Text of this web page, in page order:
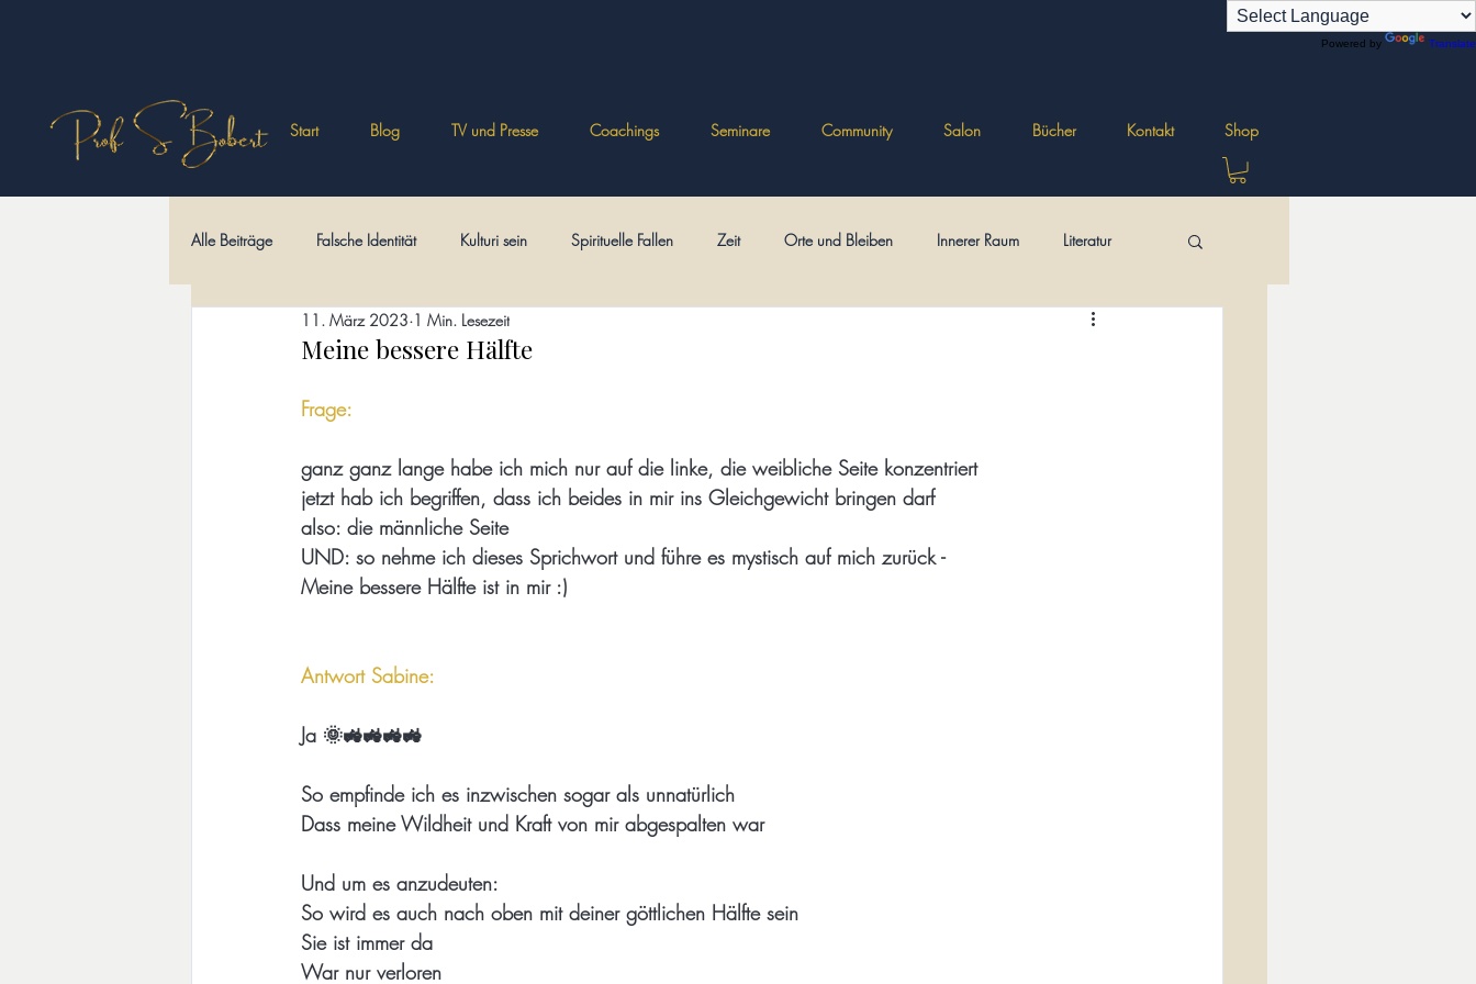
Powered by Translate
Start Blog TV und Presse Coachings Seminare Community Salon Bücher Kontakt Shop
Alle Beiträge Falsche Identität Kulturi sein Spirituelle Fallen Zeit Orte und Bleiben Innerer Raum Literatur
Philosophisches Wüstenväter Psychologien
Kulturi-Märchen
Meine bessere Hälfte
11. März 2023 1 Min. Lesezeit
Frage:
ganz ganz lange habe ich mich nur auf die linke, die weibliche Seite konzentriert
jetzt hab ich begriffen, dass ich beides in mir ins Gleichgewicht bringen darf
also: die männliche Seite
UND: so nehme ich dieses Sprichwort und führe es mystisch auf mich zurück -
Meine bessere Hälfte ist in mir :)
Antwort Sabine:
Ja 🌞🚜🚜🚜🚜
So empfinde ich es inzwischen sogar als unnatürlich
Dass meine Wildheit und Kraft von mir abgespalten war
Und um es anzudeuten:
So wird es auch nach oben mit deiner göttlichen Hälfte sein
Sie ist immer da
War nur verloren